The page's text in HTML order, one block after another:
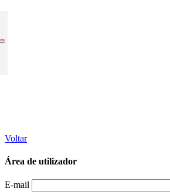
Voltar
Área de utilizador
E-mail